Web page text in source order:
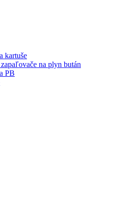
kartuše
na plyn bután
PB